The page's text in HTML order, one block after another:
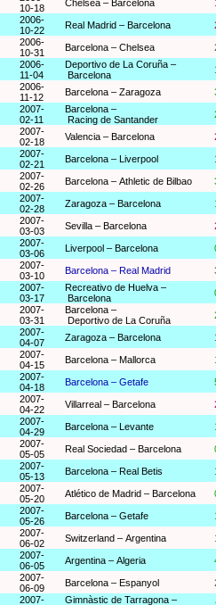
10-18
Chelsea – Barcelona
2006-
10-22
Real Madrid – Barcelona
2006-
10-31
Barcelona – Chelsea
2006-
11-04
Deportivo de La Coruña –
Barcelona
2006-
11-12
Barcelona – Zaragoza
2007-
02-11
Barcelona –
Racing de Santander
2007-
02-18
Valencia – Barcelona
2007-
02-21
Barcelona – Liverpool
2007-
02-26
Barcelona – Athletic de Bilbao
2007-
02-28
Zaragoza – Barcelona
2007-
03-03
Sevilla – Barcelona
2007-
03-06
Liverpool – Barcelona
2007-
03-10
Barcelona – Real Madrid
2007-
03-17
Recreativo de Huelva –
Barcelona
2007-
03-31
Barcelona –
Deportivo de La Coruña
2007-
04-07
Zaragoza – Barcelona
2007-
04-15
Barcelona – Mallorca
2007-
04-18
Barcelona – Getafe
2007-
04-22
Villarreal – Barcelona
2007-
04-29
Barcelona – Levante
2007-
05-05
Real Sociedad – Barcelona
2007-
05-13
Barcelona – Real Betis
2007-
05-20
Atlético de Madrid – Barcelona
2007-
05-26
Barcelona – Getafe
2007-
06-02
Switzerland – Argentina
2007-
06-05
Argentina – Algeria
2007-
06-09
Barcelona – Espanyol
2007-
Gimnàstic de Tarragona –